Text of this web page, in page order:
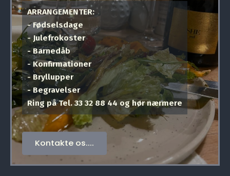
ARRANGEMENTER:
- Fødselsdage
- Julefrokoster
- Barnedåb
- Konfirmationer
- Bryllupper
- Begravelser
Ring på Tel. 33 32 88 44 og hør nærmere
Kontakte os....